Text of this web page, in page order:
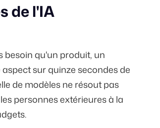
de l'IA
besoin qu'un produit, un
sur quinze secondes de
de modèles ne résout pas
personnes extérieures à la